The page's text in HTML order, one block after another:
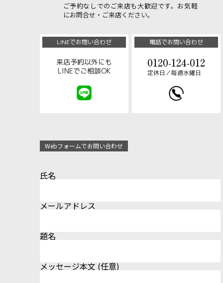
ご予約なしでのご来店も大歓迎です。お気軽
にお問合せ・ご来店ください。
LINEでお問い合わせ
来店予約以外にも
LINEでご相談OK
電話でお問い合わせ
0120-124-012
定休日／毎週水曜日
Webフォームでお問い合わせ
氏名
メールアドレス
題名
メッセージ本文 (任意)